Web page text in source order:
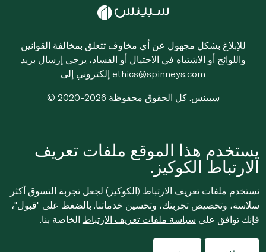
للإبلاغ بشكل مجهول عن أي مخاوف تتعلق بمخالفة القوانين
واللوائح أو الاشتباه في الاحتيال أو الفساد، يرجى إرسال بريد
ethics@spinneys.com
© 2020-2026 سبينس. كل الحقوق محفوظة
يستخدم هذا الموقع ملفات تعريف
الارتباط الكوكيز.
نستخدم ملفات تعريف الارتباط (الكوكيز) لجعل تجربة التسوق أكثر
سلاسة، وتخصيص تجربتك، وتحسين خدماتنا. بالضغط على "قبول"،
فإنك توافق على سياسة ملفات تعريف الارتباط الخاصة بنا.